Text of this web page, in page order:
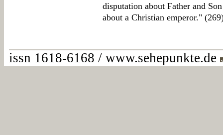
disputation about Father and
about a Christian emperor."
issn 1618-6168 / www.sehepunkte.de